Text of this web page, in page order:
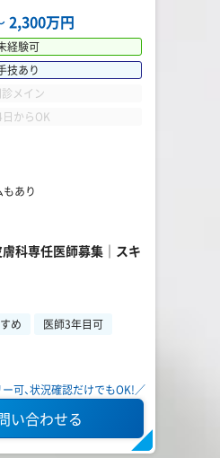
2,300万円
経験可
技あり
メイン
日からOK
あり
科専任医師募集｜スキ
め
医師3年目可
可、状況確認だけでもOK!／
い合わせる